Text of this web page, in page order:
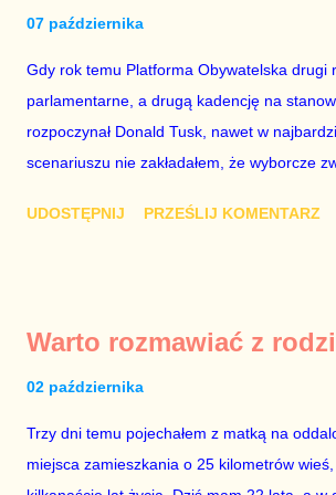
Jestem przeciwnikiem pompowania
uważam, że to jest nieskuteczne. Chciałbym
nic o służbie zdrowia. Czy to znaczy, że
Arłukowicz nadal będzie strażnikiem
07 października
Gdy rok temu Platforma Obywatelska drugi
parlamentarne, a drugą kadencję na
rozpoczynał Donald Tusk, nawet w
scenariuszu nie zakładałem, że wyborcze
Zła passa zaczęła się od powołania
nieradzi sobie jako minister cyfryzacji i
dużym prawdopodobieństwem byłby
zapobiec ośmieszeniu ministerstwa sportu.
okazało się, że Ewa Kopacz zostawiła po
UDOSTĘPNIJ PRZEŚLIJ KOMENTARZ
Warto rozmawiać z
02 października
Trzy dni temu pojechałem z matką na
miejsca zamieszkania o 25 kilometrów wieś,